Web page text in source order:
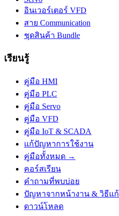
อินเวอร์เตอร์ VFD
สาย Communication
ชุดสินค้า Bundle
เรียนรู้
คู่มือ HMI
คู่มือ PLC
คู่มือ Servo
คู่มือ VFD
คู่มือ IoT & SCADA
แก้ปัญหาการใช้งาน
คู่มือทั้งหมด →
คอร์สเรียน
คำถามที่พบบ่อย
ปัญหาจากหน้างาน & วิธีแก้
ดาวน์โหลด